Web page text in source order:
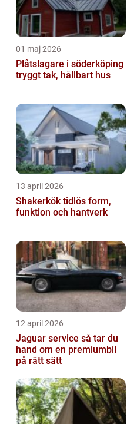
01 maj 2026
Plåtslagare i söderköping
tryggt tak, hållbart hus
13 april 2026
Shakerkök tidlös form,
funktion och hantverk
12 april 2026
Jaguar service så tar du
hand om en premiumbil
på rätt sätt